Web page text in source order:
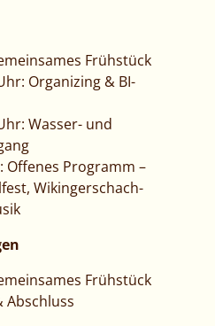
Frühstück
Organizing & BI-
Wasser- und
Offenes Programm –
Wikingerschach-
Frühstück
Abschluss